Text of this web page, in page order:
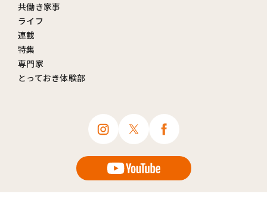
共働き家事
ライフ
連載
特集
専門家
とっておき体験部